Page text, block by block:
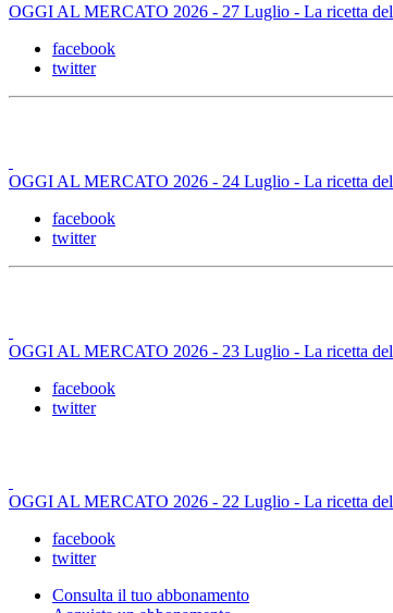
OGGI AL MERCATO 2026 - 27 Luglio - La ricetta del
facebook
twitter
OGGI AL MERCATO 2026 - 24 Luglio - La ricetta del
facebook
twitter
OGGI AL MERCATO 2026 - 23 Luglio - La ricetta del
facebook
twitter
OGGI AL MERCATO 2026 - 22 Luglio - La ricetta
facebook
twitter
Consulta il tuo abbonamento